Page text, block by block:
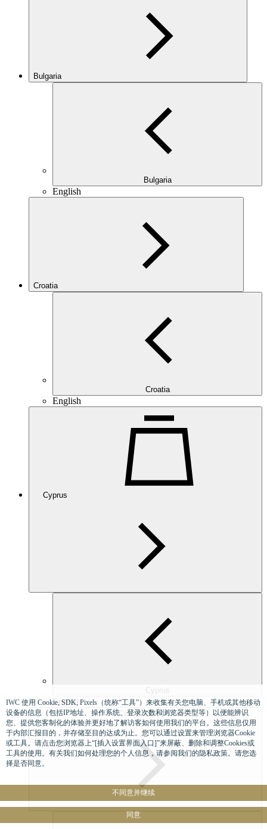
Bulgaria
Bulgaria
English
Croatia
Croatia
English
Cyprus
Cyprus
English
Czech Republic
IWC 使用 Cookie, SDK, Pixels（统称“工具”）来收集有关您电脑、手机或其他移动
设备的信息（包括IP地址、操作系统、登录次数和浏览器类型等）以便能辨识
您、提供您客制化的体验并更好地了解访客如何使用我们的平台。这些信息仅用
于内部汇报目的，并存储至目的达成为止。您可以通过设置来管理浏览器Cookie
或工具。请点击您浏览器上“[插入设置界面入口]”来屏蔽、删除和调整Cookies或
工具的使用。有关我们如何处理您的个人信息，请参阅我们的隐私政策。请您选
择是否同意。
不同意并继续
同意